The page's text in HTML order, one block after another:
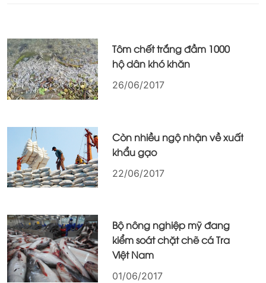
Tôm chết trắng đầm 1000
hộ dân khó khăn
26/06/2017
Còn nhiều ngộ nhận về xuất
khẩu gạo
22/06/2017
Bộ nông nghiệp mỹ đang
kiểm soát chặt chẽ cá Tra
Việt Nam
01/06/2017